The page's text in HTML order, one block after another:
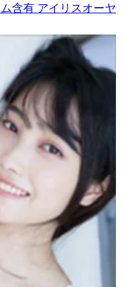
含有 アイリスオーヤ